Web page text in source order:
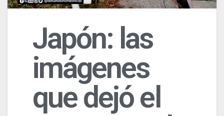
Japón: las
imágenes
que dejó el